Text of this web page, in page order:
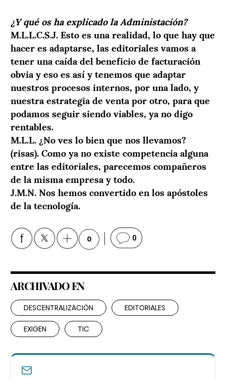
¿Y qué os ha explicado la Administación?
M.L.L.C.S.J.Esto es una realidad, lo que hay que
hacer es adaptarse, las editoriales vamos a
tener una caída del beneficio de facturación
obvia y eso es así y tenemos que adaptar
nuestros procesos internos, por una lado, y
nuestra estrategia de venta por otro, para que
podamos seguir siendo viables, ya no digo
rentables.
M.L.L. ¿No ves lo bien que nos llevamos?
(risas). Como ya no existe competencia alguna
entre las editoriales, parecemos compañeros
de la misma empresa y todo.
J.M.N.Nos hemos convertido en los apóstoles
de la tecnología.
0 0
ARCHIVADO EN
DESCENTRALIZACIÓN EDITORIALES
EXIGEN TIC